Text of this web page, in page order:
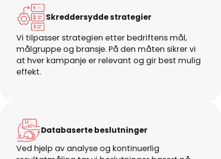
Skreddersydde strategier
Vi tilpasser strategien etter bedriftens mål,
målgruppe og bransje. På den måten sikrer vi
at hver kampanje er relevant og gir best mulig
effekt.
Databaserte beslutninger
Ved hjelp av analyse og kontinuerlig